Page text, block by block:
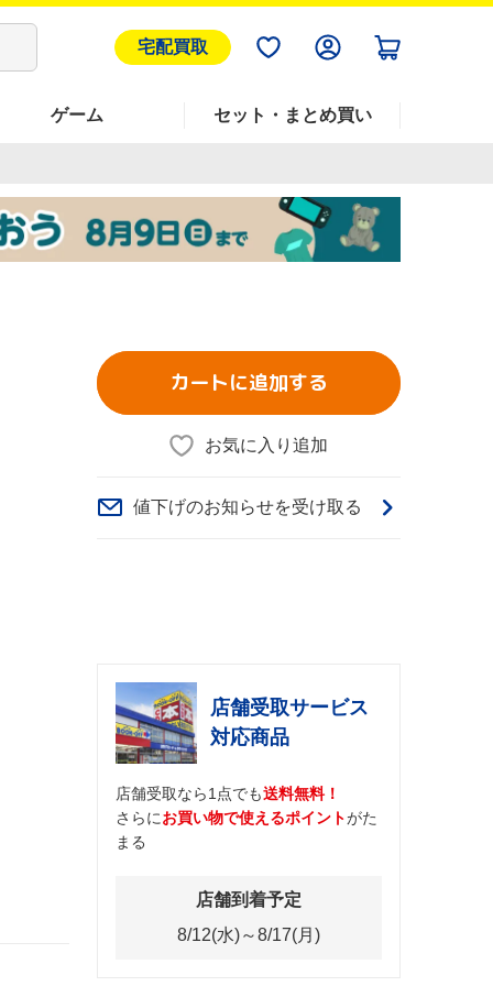
宅配買取
ゲーム セット・まとめ買い
カートに追加する
お気に入り追加
値下げのお知らせを受け取る
店舗受取サービス
対応商品
店舗受取なら1点でも送料無料！
さらにお買い物で使えるポイントがた
まる
店舗到着予定
8/12(水)～8/17(月)